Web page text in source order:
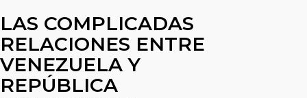
LAS COMPLICADAS
RELACIONES ENTRE
VENEZUELA Y
REPÚBLICA